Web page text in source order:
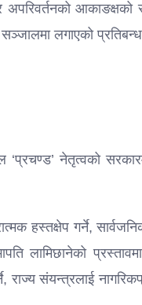
आकाङक्षको
लगाएको प्रतिबन्ध
नेतृत्वको
हस्तक्षेप गर्ने,
लामिछानेको
राज्य संयन्त्रलाई